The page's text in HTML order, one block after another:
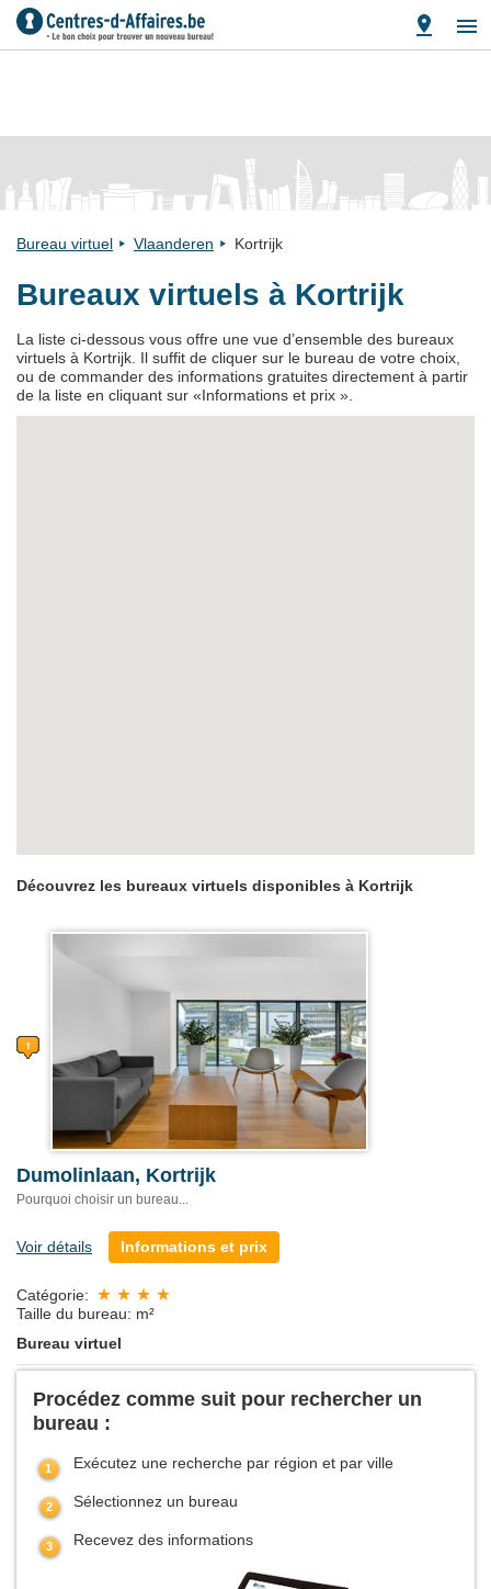
Bureau virtuel Vlaanderen Kortrijk
Bureaux virtuels à Kortrijk
La liste ci-dessous vous offre une vue d’ensemble des bureaux
virtuels à Kortrijk. Il suffit de cliquer sur le bureau de votre choix,
ou de commander des informations gratuites directement à partir
de la liste en cliquant sur «Informations et prix ».
Découvrez les bureaux virtuels disponibles à Kortrijk
Dumolinlaan, Kortrijk
Pourquoi choisir un bureau...
Voir détails Informations et prix
Catégorie:
Taille du bureau: m²
Bureau virtuel
Procédez comme suit pour rechercher un
bureau :
Exécutez une recherche par région et par ville
Sélectionnez un bureau
Recevez des informations